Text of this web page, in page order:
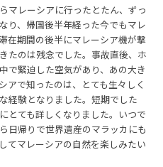
マレーシアに行ったとたん、ずっ
り、帰国後半年経った今でもマレ
在期間の後半にマレーシア機が撃
たのは残念でした。事故直後、ホ
で緊迫した空気があり、あの大き
アで知ったのは、とても生々しく
経験となりました。短期でした
とても詳しくなりました。いつで
日帰りで世界遺産のマラッカにも
てマレーシアの自然を楽しみたい